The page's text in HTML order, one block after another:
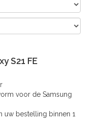
S21 FE
voor de Samsung
uw bestelling binnen 1